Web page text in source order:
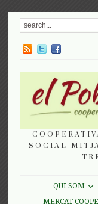
SOCIAL
QUI SOM
MERCAT